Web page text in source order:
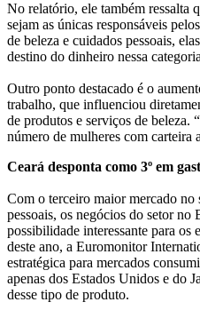
No relatório, ele também ressalta
sejam as únicas responsáveis
de beleza e cuidados pessoais,
destino do dinheiro nessa
Outro ponto destacado é o
trabalho, que influenciou
de produtos e serviços de beleza.
número de mulheres com carteira
Ceará desponta como 3º em
Com o terceiro maior mercado no
pessoais, os negócios do setor no
possibilidade interessante para os
deste ano, a Euromonitor
estratégica para mercados
apenas dos Estados Unidos e do
desse tipo de produto.